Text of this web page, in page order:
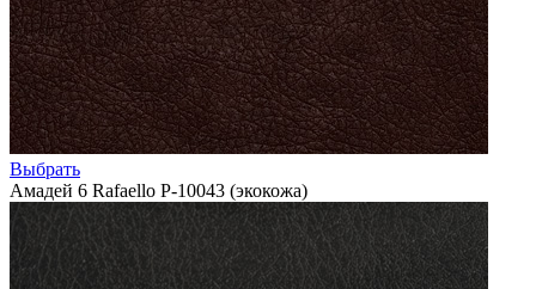
Выбрать
Амадей 6 Rafaello P-10043 (экокожа)